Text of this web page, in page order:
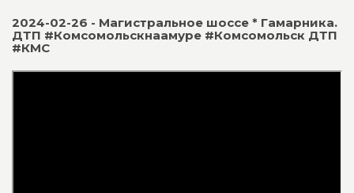
2024-02-26 - Магистральное шоссе * Гамарника.
ДТП #Комсомольскнаамуре #Комсомольск ДТП
#КМС